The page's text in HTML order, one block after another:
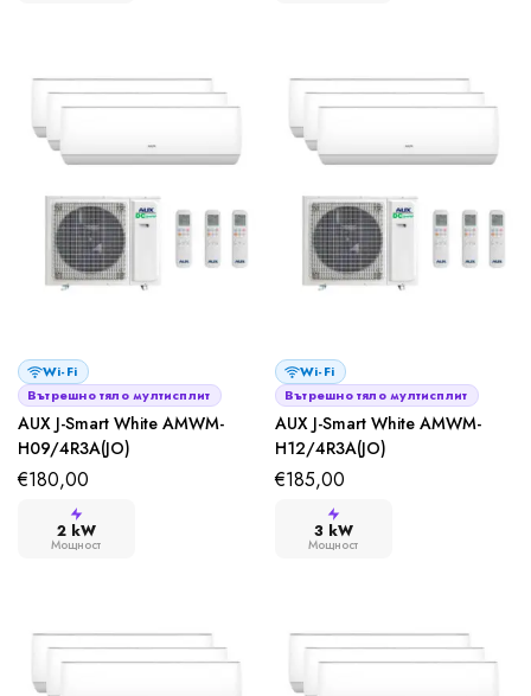
Wi-Fi
Вътрешно тяло мултисплит
AUX J-Smart White AMWM-
H09/4R3A(JO)
€180,00
2 kW
Мощност
Wi-Fi
Вътрешно тяло мултисплит
AUX J-Smart White AMWM-
H12/4R3A(JO)
€185,00
3 kW
Мощност